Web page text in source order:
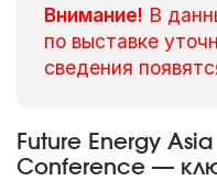
Внимание! В
по выставке
сведения
Future Energy
Conference —